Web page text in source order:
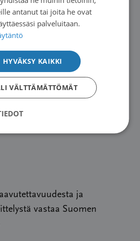
teemme parhaamme puutteen
ja
vastaa Suomen
antanut tai joita he ovat
palveluitaan.
HYVÄKSY KAIKKI
VÄLTTÄMÄTTÖMÄT